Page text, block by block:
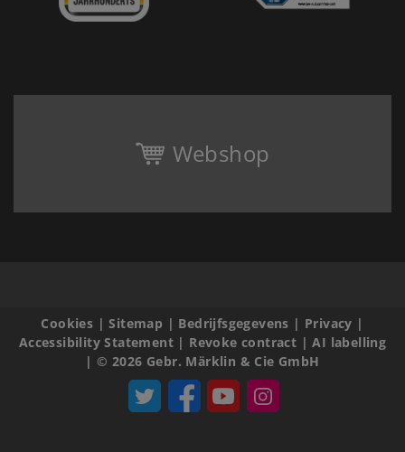
Webshop
Cookies |Sitemap | Bedrijfsgegevens | Privacy |
Accessibility Statement| Revoke contract |AI labelling
|© 2026 Gebr. Märklin & Cie GmbH